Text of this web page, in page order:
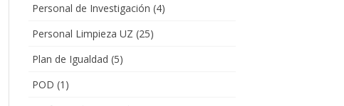
Personal de Investigación (4)
Personal Limpieza UZ (25)
Plan de Igualdad (5)
POD (1)